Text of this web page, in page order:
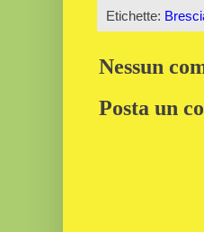
Etichette:
Nessun
Posta un